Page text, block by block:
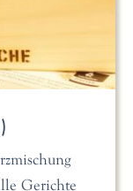
Gerichte